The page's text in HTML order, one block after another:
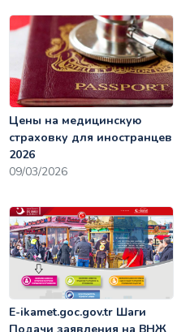
Цены на медицинскую
страховку для иностранцев
2026
09/03/2026
E-ikamet.goc.gov.tr Шаги